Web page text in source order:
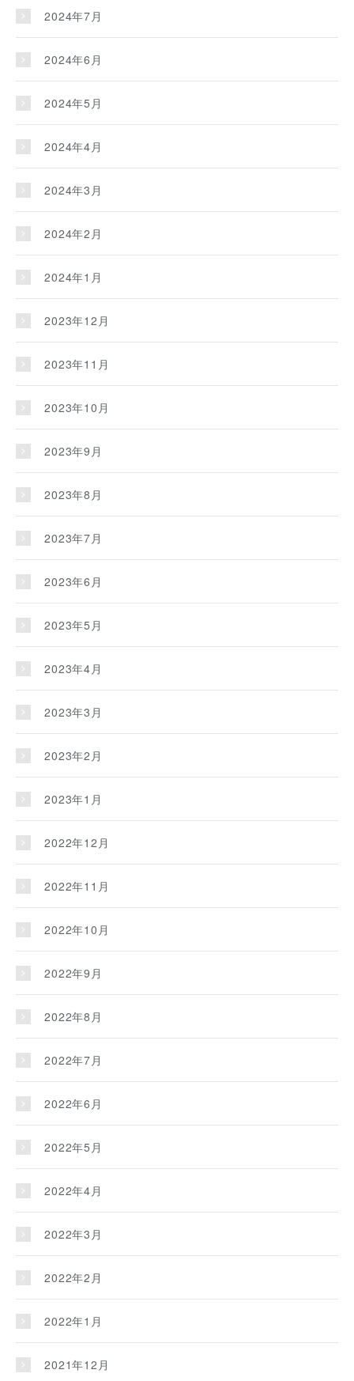
2024年7月
2024年6月
2024年5月
2024年4月
2024年3月
2024年2月
2024年1月
2023年12月
2023年11月
2023年10月
2023年9月
2023年8月
2023年7月
2023年6月
2023年5月
2023年4月
2023年3月
2023年2月
2023年1月
2022年12月
2022年11月
2022年10月
2022年9月
2022年8月
2022年7月
2022年6月
2022年5月
2022年4月
2022年3月
2022年2月
2022年1月
2021年12月